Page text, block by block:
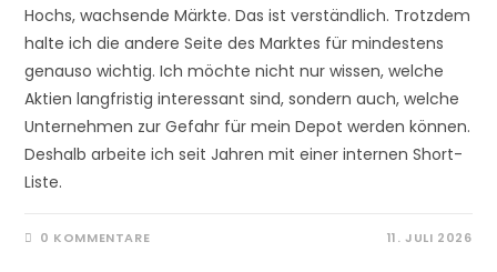
Hochs, wachsende Märkte. Das ist verständlich. Trotzdem
halte ich die andere Seite des Marktes für mindestens
genauso wichtig. Ich möchte nicht nur wissen, welche
Aktien langfristig interessant sind, sondern auch, welche
Unternehmen zur Gefahr für mein Depot werden können.
Deshalb arbeite ich seit Jahren mit einer internen Short-
Liste.
0 KOMMENTARE 11. JULI 2026